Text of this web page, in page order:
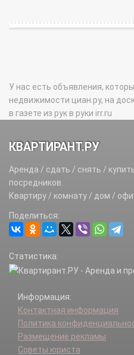
У нас есть объявления,
недвижимости циан.ру, на
в газете из рук в руки irr.ru
КВАРТИРАНТ.РУ
Аренда / сдать / снять /
посредников.
Квартиру / комнату / дом /
Поделиться:
Статистика:
Информация:
Контактная информация
Политика
Размещение рекламы
Советы юриста